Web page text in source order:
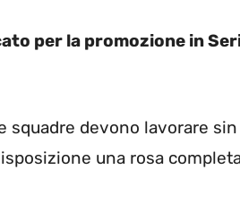
per la promozione in
squadre devono lavorare sin
una rosa